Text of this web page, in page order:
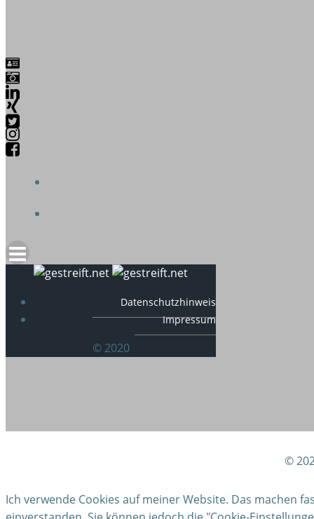
Datenschutzhinweis
Impressum
© 2020
©
Ich verwende Cookies auf meiner Website. Das machen